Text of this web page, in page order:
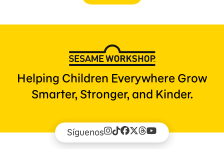
Helping Children Everywhere Grow
Smarter, Stronger, and Kinder.
Síguenos